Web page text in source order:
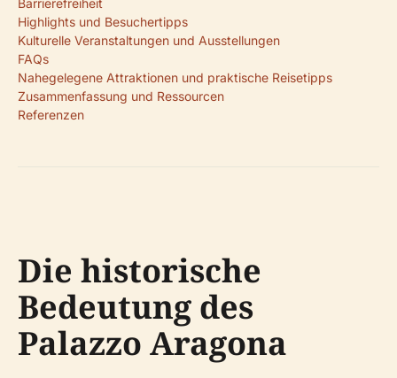
Barrierefreiheit
Highlights und Besuchertipps
Kulturelle Veranstaltungen und Ausstellungen
FAQs
Nahegelegene Attraktionen und praktische Reisetipps
Zusammenfassung und Ressourcen
Referenzen
Die historische
Bedeutung des
Palazzo Aragona